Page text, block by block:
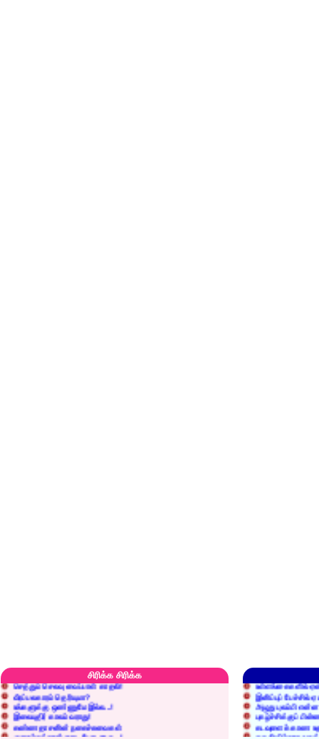
சிரிக்க சிரிக்க
அறிவை வைக்க மறந்துட்டானே...!
செத்தும் செலவு வைப்பாள் காதலி!
வீரப்பலகாரம் தெரியுமா?
உங்களுக்கு ஒண்ணுமே இல்ல...!
இலையுதிர் காலம் வராது!
கண்ணதாசனின் நகைச்சுவைகள்
குறைச்சுத்தான் எடை போடறாரு...!
மனிதர்களது
இனிப்புப் பேச்சில்
அழுது புலம்பி
புகழ்ச்சிக்குப்
கடவுளைக் காண